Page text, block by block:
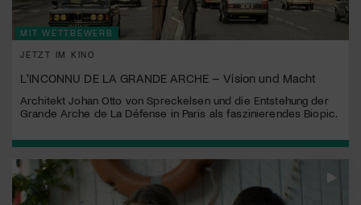
MIT WETTBEWERB
JETZT IM KINO
L'INCONNU DE LA GRANDE ARCHE – Vision und Macht
Architekt Johan Otto von Spreckelsen und die Entstehung der
Grande Arche de La Défense in Paris als faszinierendes Biopic.